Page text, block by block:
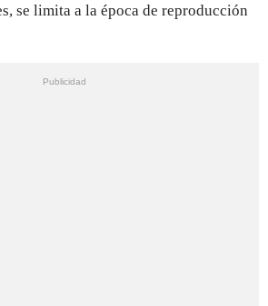
se limita a la época de reproducción